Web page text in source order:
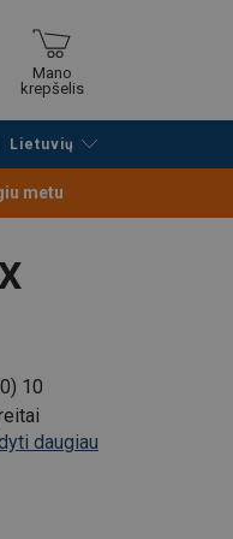
Mano
krepšelis
Lietuvių
pirkimą
metu
10
daugiau
labai